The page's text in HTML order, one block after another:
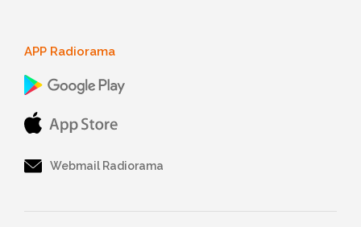
APP Radiorama
Webmail Radiorama